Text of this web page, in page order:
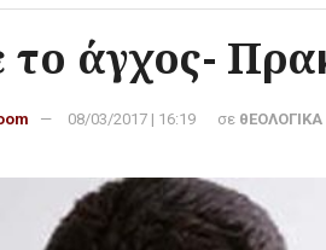
το άγχος-
08/03/2017 | 16:19 σε